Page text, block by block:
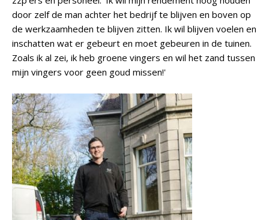
door zelf de man achter het bedrijf te blijven en boven op
de werkzaamheden te blijven zitten. Ik wil blijven voelen en
inschatten wat er gebeurt en moet gebeuren in de tuinen.
Zoals ik al zei, ik heb groene vingers en wil het zand tussen
mijn vingers voor geen goud missen!'